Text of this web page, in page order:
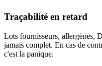
Traçabilité en retard
Lots fournisseurs, allergènes,
jamais complet. En cas de
c'est la panique.